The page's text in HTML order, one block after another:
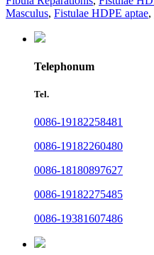
Masculus, Fistulae HDPE aptae,
Telephonum
Tel.
0086-19182258481
0086-19182260480
0086-18180897627
0086-19182275485
0086-19381607486